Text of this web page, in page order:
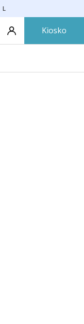
Lío Athletic-Osasuna
Kiosko